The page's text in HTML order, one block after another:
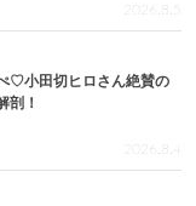
2026.8.5
♡小田切ヒロさん絶賛の
剖！
2026.8.4